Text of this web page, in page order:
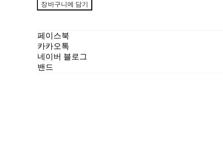
장바구니에 담기
페이스북
카카오톡
네이버 블로그
밴드